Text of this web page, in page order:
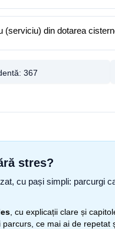
(serviciu) din dotarea
367
stres?
cu pași simpli: parcurgi
, cu explicații clare și
ce mai ai de repetat